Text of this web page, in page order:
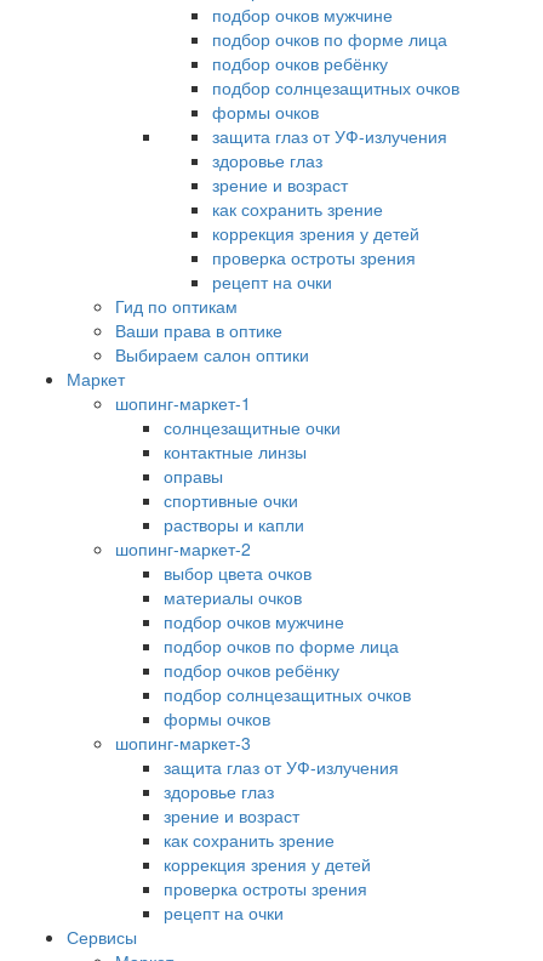
подбор очков мужчине
подбор очков по форме лица
подбор очков ребёнку
подбор солнцезащитных очков
формы очков
защита глаз от УФ-излучения
здоровье глаз
зрение и возраст
как сохранить зрение
коррекция зрения у детей
проверка остроты зрения
рецепт на очки
Гид по оптикам
Ваши права в оптике
Выбираем салон оптики
Маркет
шопинг-маркет-1
солнцезащитные очки
контактные линзы
оправы
спортивные очки
растворы и капли
шопинг-маркет-2
выбор цвета очков
материалы очков
подбор очков мужчине
подбор очков по форме лица
подбор очков ребёнку
подбор солнцезащитных очков
формы очков
шопинг-маркет-3
защита глаз от УФ-излучения
здоровье глаз
зрение и возраст
как сохранить зрение
коррекция зрения у детей
проверка остроты зрения
рецепт на очки
Сервисы